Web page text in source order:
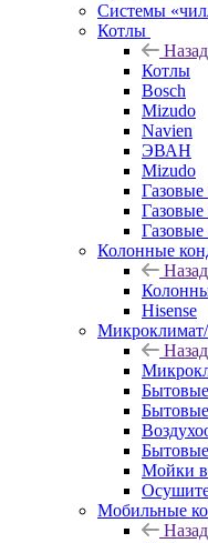
Системы
Котлы
Назад
Котлы
Bosch
Mizudo
Navien
ЭВАН
Mizudo
Колонные
Назад
Hisense
Назад
Мойки
Мобильные
Назад